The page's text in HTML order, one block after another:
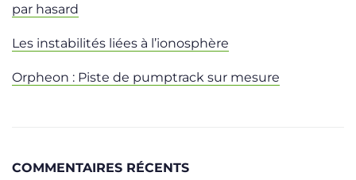
par hasard
Les instabilités liées à l’ionosphère
Orpheon : Piste de pumptrack sur mesure
COMMENTAIRES RÉCENTS